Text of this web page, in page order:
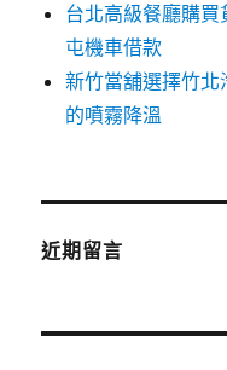
台北高級餐廳購
屯機車借款
新竹當舖選擇竹北
的噴霧降溫
近期留言